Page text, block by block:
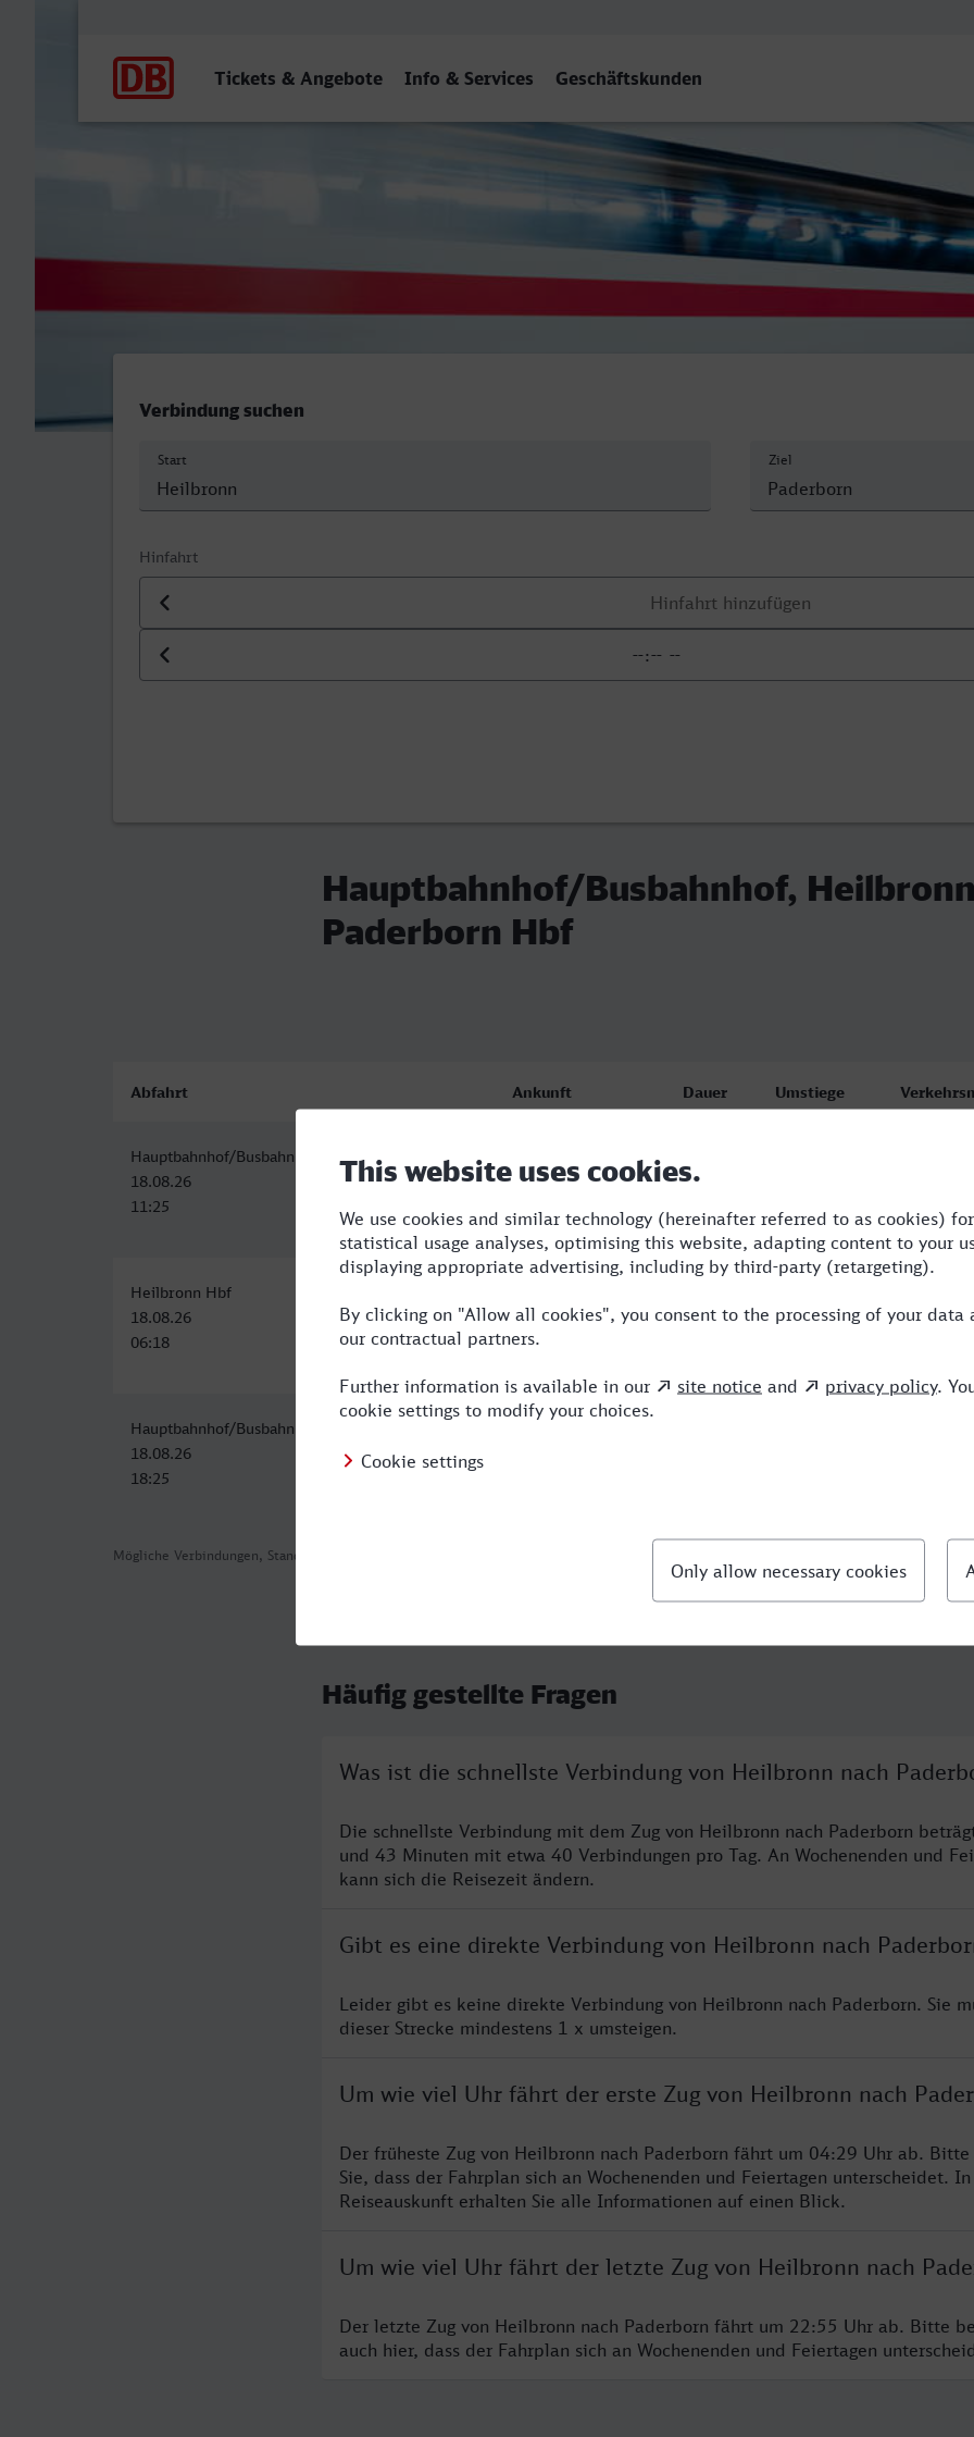
Tickets & Angebote Info & Services Geschäftskunden
Hauptbahnhof/Busbahnhof, Heilbronn - Paderborn Hbf
Verbindung suchen
Start Ziel
Hinfahrt
Datum der Hinfahrt
Uhrzeit der Hinfahrt
Hauptbahnhof/Busbahnhof,
Paderborn Hbf
Mögliche Verbindungen, Stand: 2026-08-04 00:51
Abfahrt Ankunft Dauer Umstiege
Hauptbahnhof/Busbahnhof, Heilbronn
18.08.26
11:25
18.08.26
Heilbronn Hbf
18.08.26
06:18
18.08.26
12:10
Hauptbahnhof/Busbahnhof, Heilbronn
18.08.26
18:25
Häufig gestellte Fragen
Was ist die schnellste Verbindung von Heilbronn nach
Die schnellste Verbindung mit dem Zug von Heilbronn nach Paderborn
und 43 Minuten mit etwa 40 Verbindungen pro Tag. An Wochenenden und
kann sich die Reisezeit ändern.
Gibt es eine direkte Verbindung von Heilbronn nach
Leider gibt es keine direkte Verbindung von Heilbronn nach Paderborn. Sie
dieser Strecke mindestens 1 x umsteigen.
Um wie viel Uhr fährt der erste Zug von Heilbronn nach
Der früheste Zug von Heilbronn nach Paderborn fährt um 04:29 Uhr ab. Bitte
Sie, dass der Fahrplan sich an Wochenenden und Feiertagen unterscheidet.
Reiseauskunft erhalten Sie alle Informationen auf einen Blick.
Um wie viel Uhr fährt der letzte Zug von Heilbronn nach
Der letzte Zug von Heilbronn nach Paderborn fährt um 22:55 Uhr ab. Bitte
auch hier, dass der Fahrplan sich an Wochenenden und Feiertagen